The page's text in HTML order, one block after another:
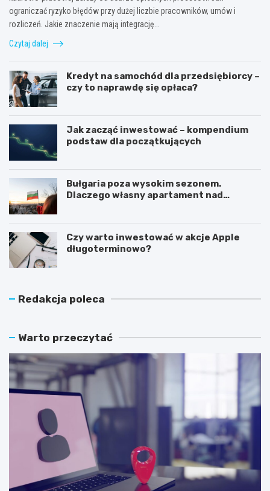
ograniczać ryzyko błędów przy dużej liczbie pracowników, umów i
rozliczeń. Jakie znaczenie mają integrację…
Czytaj dalej
Kredyt na samochód dla przedsiębiorcy –
czy to naprawdę się opłaca?
Jak zacząć inwestować – kompendium
podstaw dla początkujących
Bułgaria poza wysokim sezonem.
Dlaczego własny apartament nad
Czy warto inwestować w akcje Apple
długoterminowo?
Redakcja poleca
Warto przeczytać